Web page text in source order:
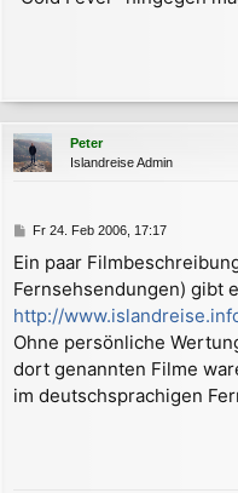
Peter
Islandreise Admin
B
i
t
a
g
Fr 24. Feb 2006, 17:17
Ein paar
Fernsehsendungen) gibt
http://
Ohne persönliche
dort genannten Filme
im deutschsprachigen